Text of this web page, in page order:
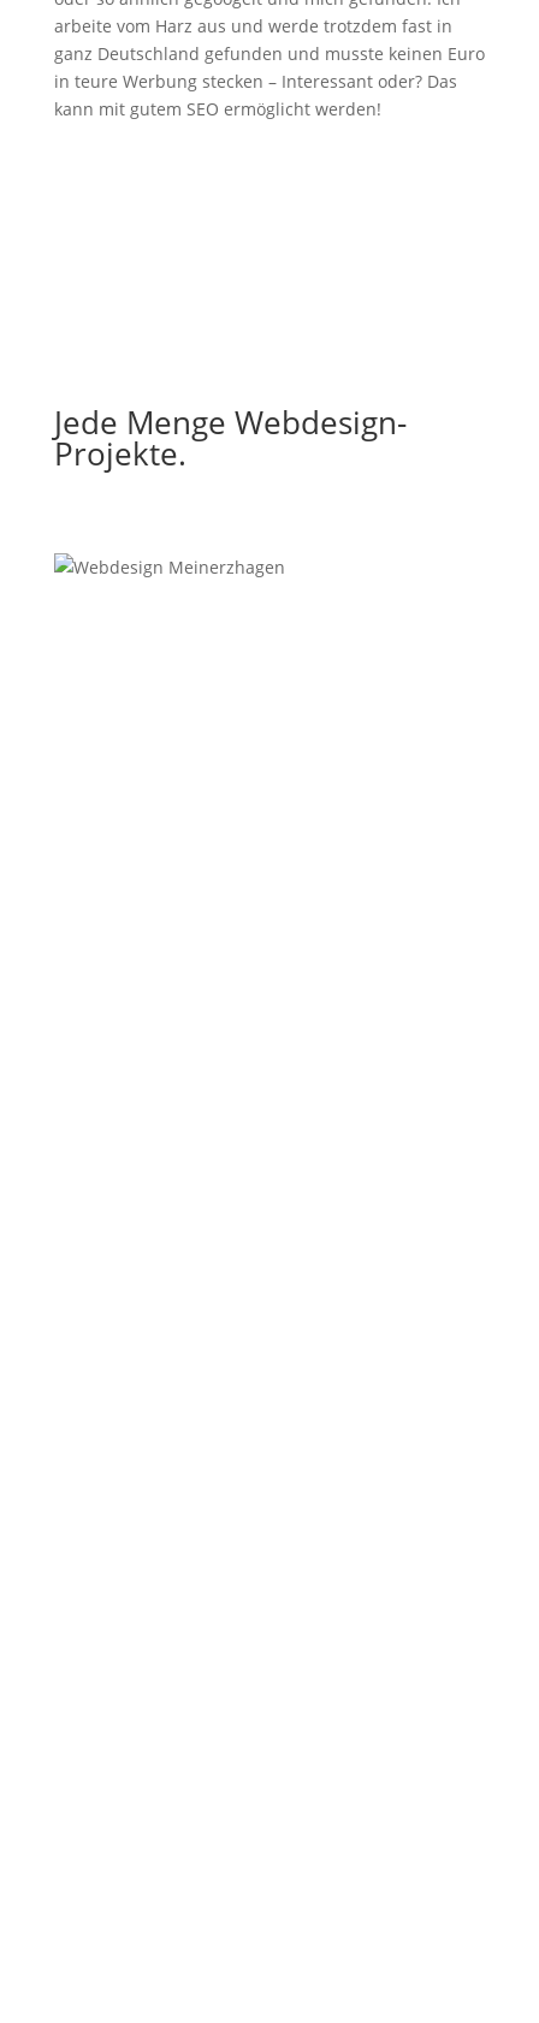
arbeite vom Harz aus und werde trotzdem fast in
ganz Deutschland gefunden und musste keinen Euro
in teure Werbung stecken – Interessant oder? Das
kann mit gutem SEO ermöglicht werden!
Jede Menge Webdesign-
Projekte.